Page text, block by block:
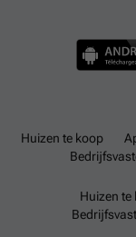
Huizen te koop
Huizen te